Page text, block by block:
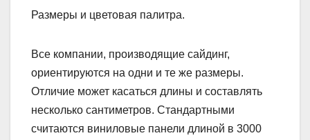
Размеры и цветовая палитра.
Все компании, производящие сайдинг,
ориентируются на одни и те же размеры.
Отличие может касаться длины и составлять
несколько сантиметров. Стандартными
считаются виниловые панели длиной в 3000